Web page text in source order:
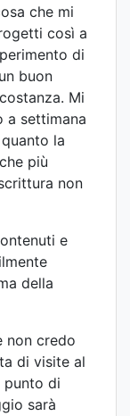
che mi
così a
di
buon
Mi
a settimana
la
più
non
e
della
non credo
di visite al
punto di
sarà